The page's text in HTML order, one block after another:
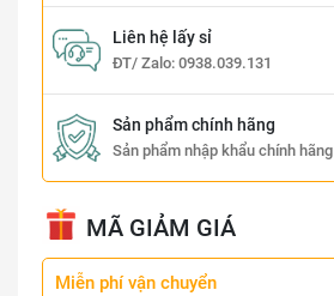
Liên hệ lấy sỉ
ĐT/ Zalo: 0938.039.131
Sản phẩm chính hãng
Sản phẩm nhập khẩu chính hãng
MÃ GIẢM GIÁ
Miễn phí vận chuyển